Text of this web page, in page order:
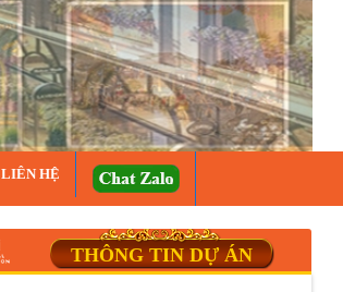
LIÊN HỆ
THÔNG TIN DỰ ÁN